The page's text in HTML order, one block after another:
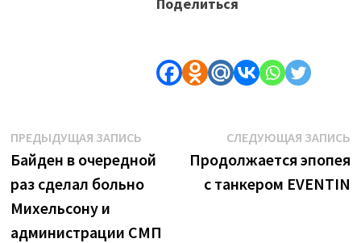
Навигация
по
записям
ПРЕДЫДУЩАЯ ЗАПИСЬПредыдущая
запись:
Байден в очередной
раз сделал больно
Михельсону и
администрации СМП
СЛЕДУЮЩАЯ ЗАПИСЬ
Продолжается эпопея
с танкером EVENTIN